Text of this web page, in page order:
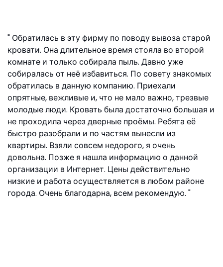
Обратилась в эту фирму по поводу вывоза старой
кровати. Она длительное время стояла во второй
комнате и только собирала пыль. Давно уже
собиралась от неё избавиться. По совету знакомых
обратилась в данную компанию. Приехали
опрятные, вежливые и, что не мало важно, трезвые
молодые люди. Кровать была достаточно большая и
не проходила через дверные проёмы. Ребята её
быстро разобрали и по частям вынесли из
квартиры. Взяли совсем недорого, я очень
довольна. Позже я нашла информацию о данной
организации в Интернет. Цены действительно
низкие и работа осуществляется в любом районе
города. Очень благодарна, всем рекомендую.